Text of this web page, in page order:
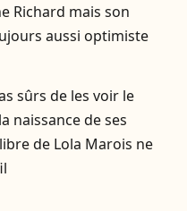
Richard mais son
aussi optimiste
sûrs de les voir le
naissance de ses
de Lola Marois ne